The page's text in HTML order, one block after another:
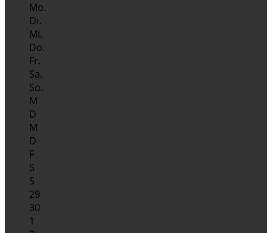
Mo.
Di.
Mi.
Do.
Fr.
Sa.
So.
M
D
M
D
F
S
S
29
30
1